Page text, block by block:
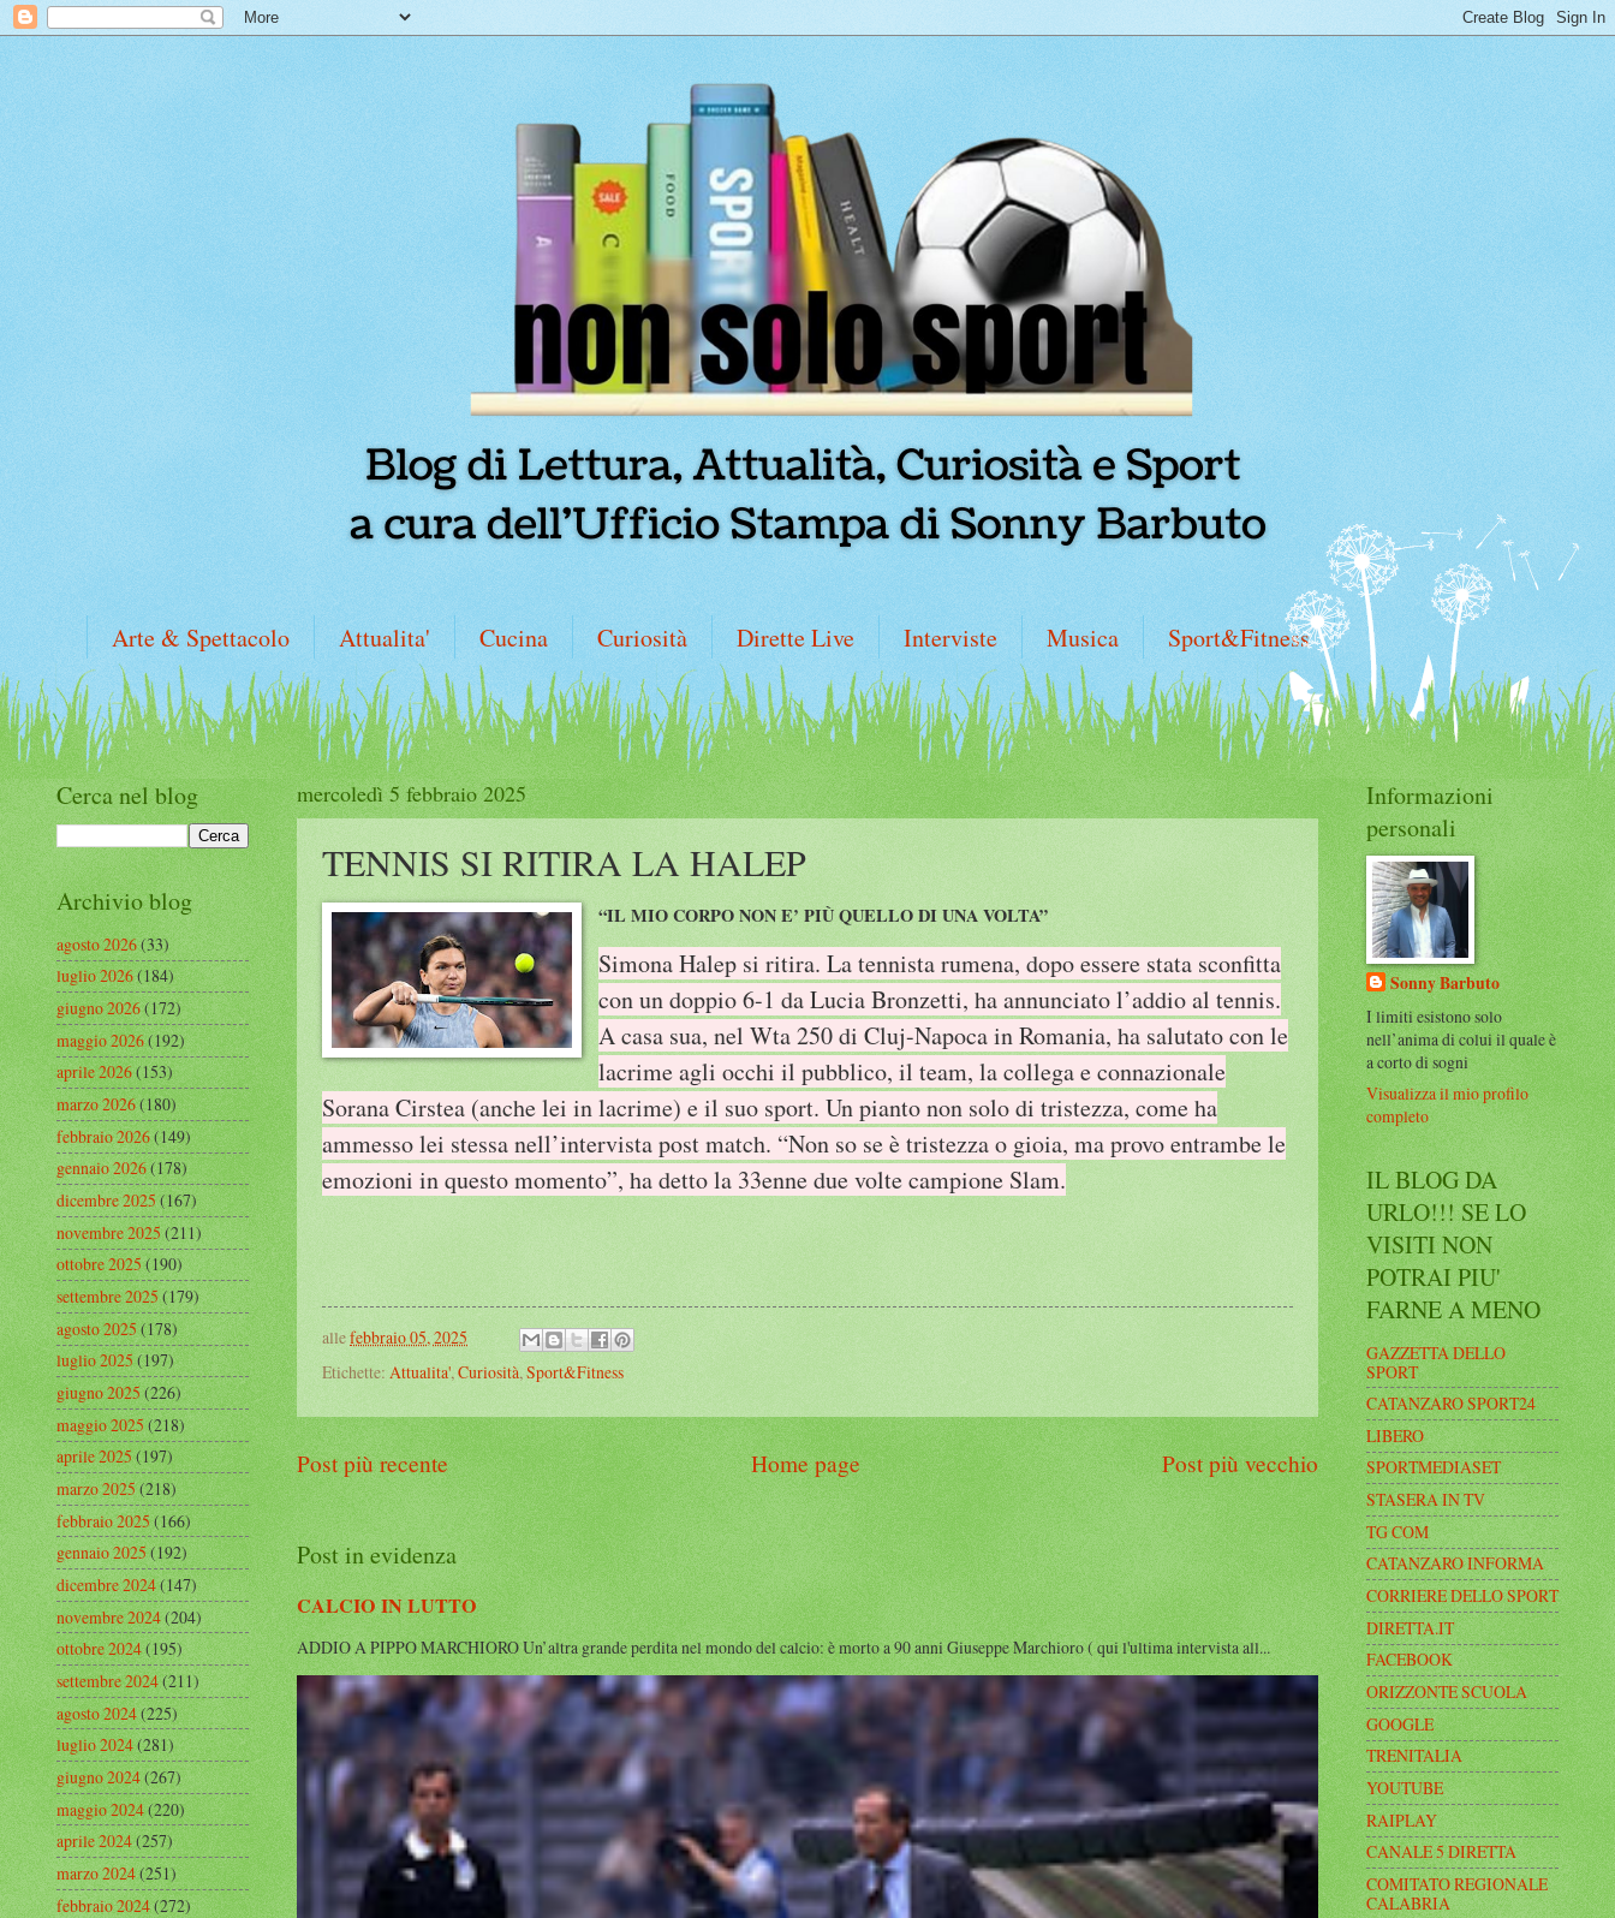
Arte & Spettacolo Attualita' Cucina Curiosità Dirette Live Interviste Musica Sport&Fitness
mercoledì 5 febbraio 2025
TENNIS SI RITIRA LA HALEP
“IL MIO CORPO NON E’ PIÙ QUELLO DI UNA VOLTA”
Simona Halep si ritira. La tennista rumena, dopo essere stata sconfitta
con un doppio 6-1 da Lucia Bronzetti, ha annunciato l’addio al tennis.
A casa sua, nel Wta 250 di Cluj-Napoca in Romania, ha salutato con le
lacrime agli occhi il pubblico, il team, la collega e connazionale
Sorana Cirstea (anche lei in lacrime) e il suo sport. Un pianto non solo di tristezza, come ha
ammesso lei stessa nell’intervista post match. “Non so se è tristezza o gioia, ma provo entrambe le
emozioni in questo momento”, ha detto la 33enne due volte campione Slam.
allefebbraio 05, 2025
Etichette: Attualita',Curiosità,Sport&Fitness
Post più recente Post più vecchio
Home page
Post in evidenza
CALCIO IN LUTTO
ADDIO A PIPPO MARCHIORO Un’altra grande perdita nel mondo del calcio: è morto a 90 anni Giuseppe Marchioro ( qui l'ultima intervista all...
Cerca nel blog
Archivio blog
agosto 2026(33)
luglio 2026(184)
giugno 2026(172)
maggio 2026(192)
aprile 2026(153)
marzo 2026(180)
febbraio 2026(149)
gennaio 2026(178)
dicembre 2025(167)
novembre 2025(211)
ottobre 2025(190)
settembre 2025(179)
agosto 2025(178)
luglio 2025(197)
giugno 2025(226)
maggio 2025(218)
aprile 2025(197)
marzo 2025(218)
febbraio 2025(166)
gennaio 2025(192)
dicembre 2024(147)
novembre 2024(204)
ottobre 2024(195)
settembre 2024(211)
agosto 2024(225)
luglio 2024(281)
giugno 2024(267)
maggio 2024(220)
aprile 2024(257)
marzo 2024(251)
febbraio 2024(272)
Informazioni
personali
Sonny Barbuto
I limiti esistono solo
nell’anima di colui il quale è
a corto di sogni
Visualizza il mio profilo
completo
IL BLOG DA
URLO!!! SE LO
VISITI NON
POTRAI PIU'
FARNE A MENO
GAZZETTA DELLO
SPORT
CATANZARO SPORT24
LIBERO
SPORTMEDIASET
STASERA IN TV
TG COM
CATANZARO INFORMA
CORRIERE DELLO SPORT
DIRETTA.IT
FACEBOOK
ORIZZONTE SCUOLA
GOOGLE
TRENITALIA
YOUTUBE
RAIPLAY
CANALE 5 DIRETTA
COMITATO REGIONALE
CALABRIA